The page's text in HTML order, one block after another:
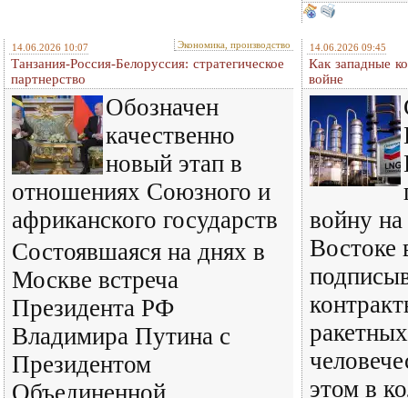
14.06.2026 10:07 Экономика, производство
Танзания-Россия-Белоруссия: стратегическое
партнерство
Обозначен
качественно
новый этап в
отношениях Союзного и
африканского государств
Состоявшаяся на днях в
Москве встреча
Президента РФ
Владимира Путина с
Президентом
Объединенной
14.06.2026 09:45
Как западные
войне
войну
Востоке
этом в